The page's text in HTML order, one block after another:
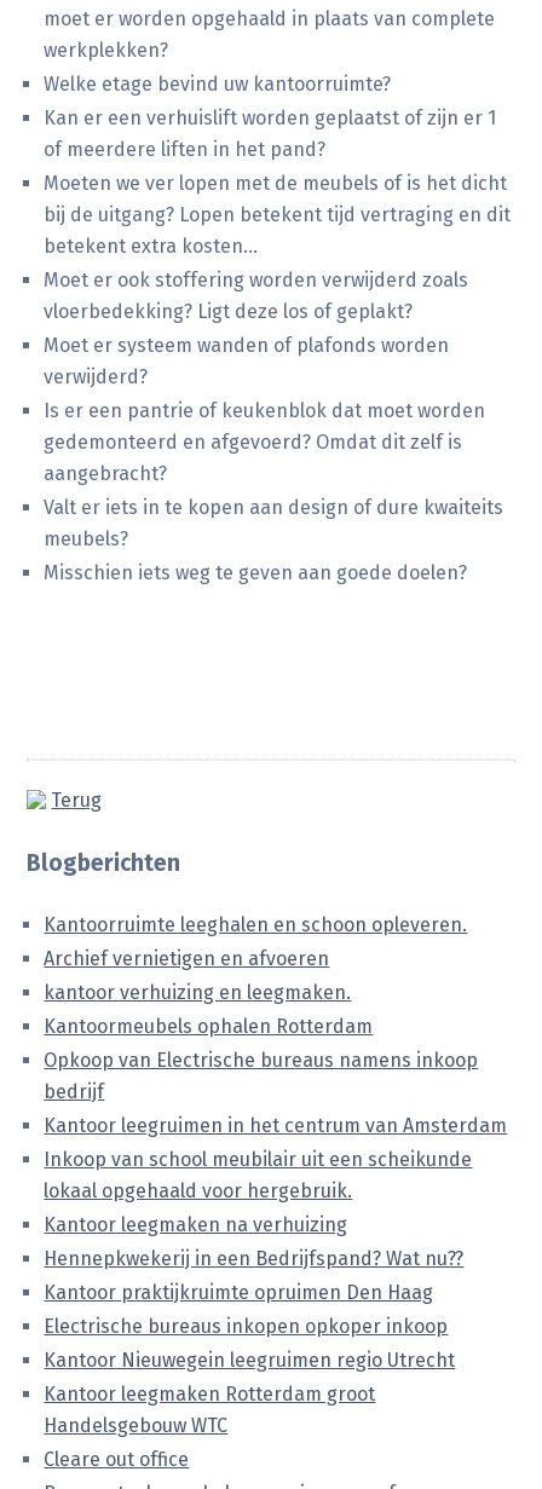
moet er worden opgehaald in plaats van complete
werkplekken?
Welke etage bevind uw kantoorruimte?
Kan er een verhuislift worden geplaatst of zijn er 1
of meerdere liften in het pand?
Moeten we ver lopen met de meubels of is het dicht
bij de uitgang? Lopen betekent tijd vertraging en dit
betekent extra kosten…
Moet er ook stoffering worden verwijderd zoals
vloerbedekking? Ligt deze los of geplakt?
Moet er systeem wanden of plafonds worden
verwijderd?
Is er een pantrie of keukenblok dat moet worden
gedemonteerd en afgevoerd? Omdat dit zelf is
aangebracht?
Valt er iets in te kopen aan design of dure kwaiteits
meubels?
Misschien iets weg te geven aan goede doelen?
Terug
Blogberichten
Kantoorruimte leeghalen en schoon opleveren.
Archief vernietigen en afvoeren
kantoor verhuizing en leegmaken.
Kantoormeubels ophalen Rotterdam
Opkoop van Electrische bureaus namens inkoop
bedrijf
Kantoor leegruimen in het centrum van Amsterdam
Inkoop van school meubilair uit een scheikunde
lokaal opgehaald voor hergebruik.
Kantoor leegmaken na verhuizing
Hennepkwekerij in een Bedrijfspand? Wat nu??
Kantoor praktijkruimte opruimen Den Haag
Electrische bureaus inkopen opkoper inkoop
Kantoor Nieuwegein leegruimen regio Utrecht
Kantoor leegmaken Rotterdam groot
Handelsgebouw WTC
Cleare out office